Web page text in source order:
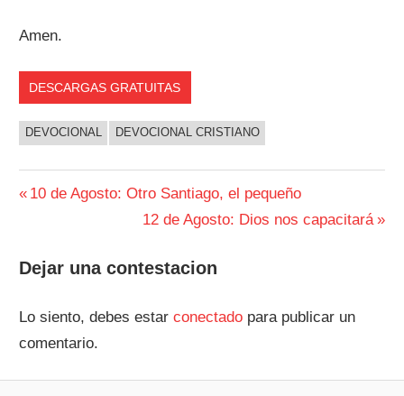
Amen.
DESCARGAS GRATUITAS
DEVOCIONAL DEVOCIONAL CRISTIANO
Navegación
entradas
Entrada
10 de Agosto: Otro Santiago, el pequeño
Siguiente
12 de Agosto: Dios nos capacitará
Dejar una contestacion
Lo siento, debes estarconectado para publicar un
comentario.